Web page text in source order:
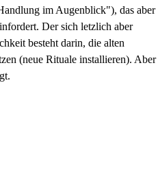
im Augenblick"), das aber
Der sich letzlich aber
besteht darin, die alten
(neue Rituale installieren). Aber